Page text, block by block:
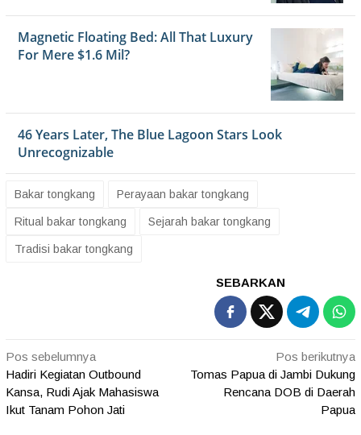
Bakar tongkang Perayaan bakar tongkang
Ritual bakar tongkang Sejarah bakar tongkang
Tradisi bakar tongkang
SEBARKAN
Navigasi
pos
Pos sebelumnya
Hadiri Kegiatan Outbound
Kansa, Rudi Ajak Mahasiswa
Ikut Tanam Pohon Jati
Pos berikutnya
Tomas Papua di Jambi Dukung
Rencana DOB di Daerah
Papua